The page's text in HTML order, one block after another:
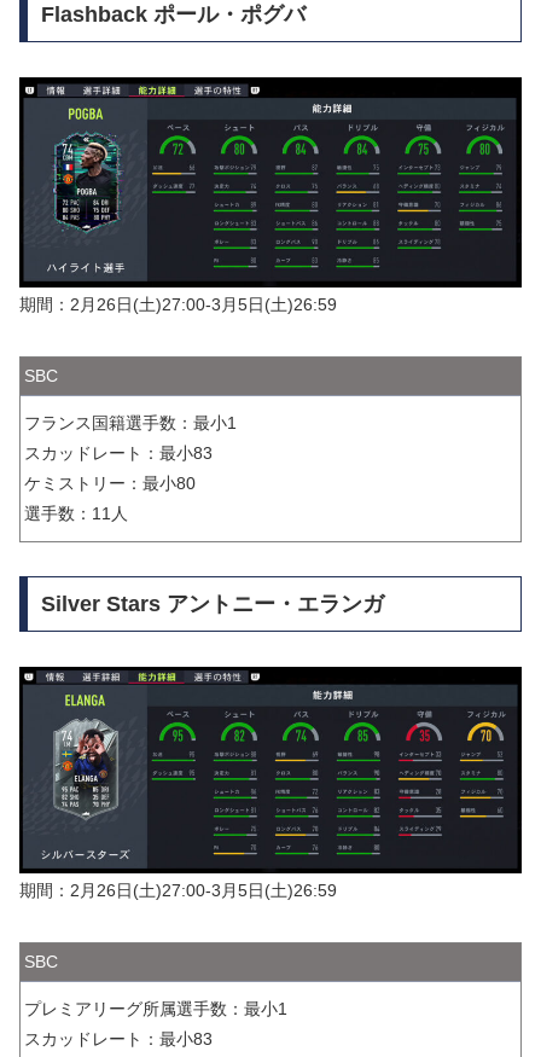
Flashback ポール・ポグバ
期間：2月26日(土)27:00-3月5日(土)26:59
SBC
フランス国籍選手数：最小1
スカッドレート：最小83
ケミストリー：最小80
選手数：11人
Silver Stars アントニー・エランガ
期間：2月26日(土)27:00-3月5日(土)26:59
SBC
プレミアリーグ所属選手数：最小1
スカッドレート：最小83